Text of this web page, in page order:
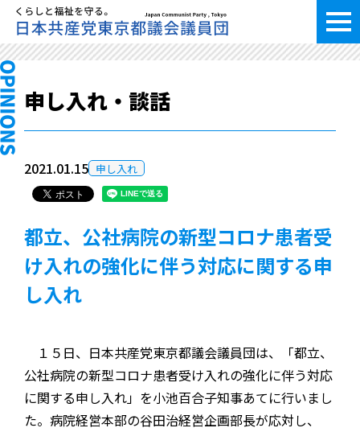
申し入れ・談話
2021.01.15 申し入れ
都立、公社病院の新型コロナ患者受
け入れの強化に伴う対応に関する申
し入れ
１５日、日本共産党東京都議会議員団は、「都立、
公社病院の新型コロナ患者受け入れの強化に伴う対応
に関する申し入れ」を小池百合子知事あてに行いまし
た。病院経営本部の谷田治経営企画部長が応対し、